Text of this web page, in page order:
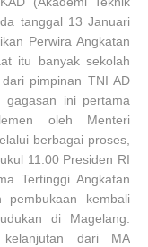
tanggal 13 Januari
Perwira Angkatan
itu banyak sekolah
pimpinan TNI AD
gagasan ini pertama
oleh Menteri
berbagai proses,
11.00 Presiden RI
Tertinggi Angkatan
kembali
di Magelang.
dari MA